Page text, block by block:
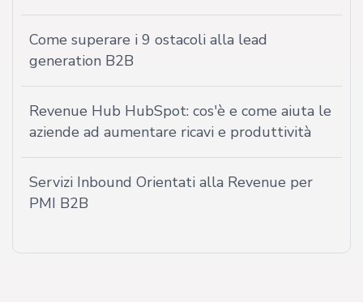
Come superare i 9 ostacoli alla lead
generation B2B
Revenue Hub HubSpot: cos'è e come aiuta le
aziende ad aumentare ricavi e produttività
Servizi Inbound Orientati alla Revenue per
PMI B2B